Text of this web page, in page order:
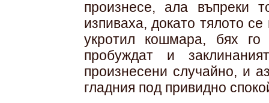
произнесе, ала
изпиваха, докато тялото
укротил кошмара, бях
пробуждат и
произнесени случайно, и
гладния под привидно